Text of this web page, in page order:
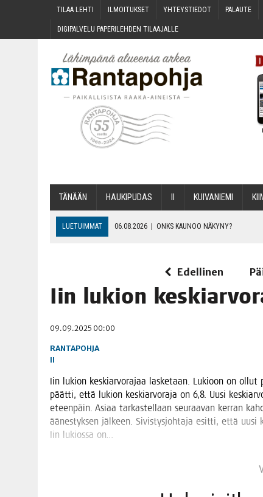
TILAA LEH­TI ILMOI­TUK­SET YHTEYS­TIE­DOT PALAU­TE
DIGI­PAL­VE­LU PAPE­RI­LEH­DEN TILAAJALLE
TÄNÄÄN HAU­KI­PU­DAS KUI­VA­NIE­MI
LUETUIMMAT 06.08.2026 | ONKS KAU­NOO NÄKYNY?
OPIN­TOI­HIN KAN­SA­LAIS­OPIS­TOS­SA VOI SAA­DA
06.08.2026 TOI­VEI­DEN KOTI IISTÄ!
06.08.2026 | KII­MIN­KI­PÄI­VÄT JÄR­JES­TE­TÄÄN PERIN­TEI­TÄ
Edellinen
Iin lukion
09.09.2025 00:00
RANTAPOHJA
II
Iin lukion kes­kiar­vo­ra­jaa las­ke­taan. Lukioon on ollut
päät­ti, että lukion kes­kiar­vo­ra­ja on 6,8. Uusi
eteen­päin. Asi­aa tar­kas­tel­laan seu­raa­van ker­ran
äänes­tyk­sen jäl­keen. Sivis­tys­joh­ta­ja esit­ti, että uusi
Iin lukios­sa on…